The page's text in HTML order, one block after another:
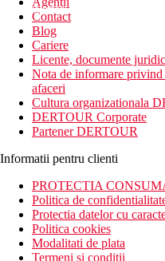
newsletter!
Contact
Blog
Cariere
Licente, documente
Nota de informare privind
afaceri
Cultura organizationala
DERTOUR Corporate
Partener DERTOUR
Informatii pentru clienti
PROTECTIA
Politica de
Protectia datelor cu
Politica cookies
Modalitati de plata
Termeni si conditii